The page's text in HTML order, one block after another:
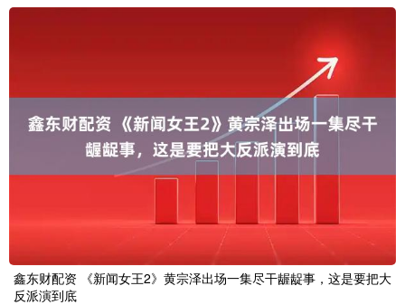
鑫东财配资 《新闻女王2》黄宗泽出场一集尽干龌龊事，这是要把大
反派演到底